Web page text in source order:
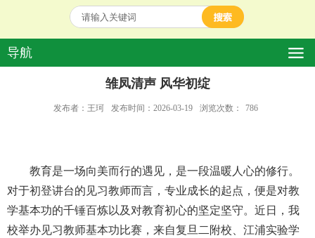
导航
雏凤清声 风华初绽
发布者：王珂 发布时间：2026-03-19 浏览次数： 786
教育是一场向美而行的遇见，是一段温暖人心的修行。
对于初登讲台的见习教师而言，专业成长的起点，便是对教
学基本功的千锤百炼以及对教育初心的坚定坚守。近日，我
校举办见习教师基本功比赛，来自复旦二附校、江浦实验学